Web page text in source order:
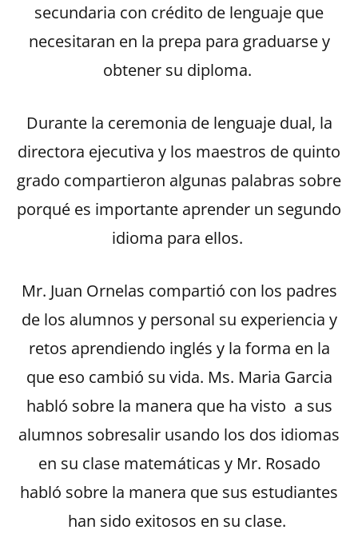
secundaria con crédito de lenguaje que
necesitaran en la prepa para graduarse y
obtener su diploma.
Durante la ceremonia de lenguaje dual, la
directora ejecutiva y los maestros de quinto
grado compartieron algunas palabras sobre
porqué es importante aprender un segundo
idioma para ellos.
Mr. Juan Ornelas compartió con los padres
de los alumnos y personal su experiencia y
retos aprendiendo inglés y la forma en la
que eso cambió su vida. Ms. Maria Garcia
habló sobre la manera que ha visto a sus
alumnos sobresalir usando los dos idiomas
en su clase matemáticas y Mr. Rosado
habló sobre la manera que sus estudiantes
han sido exitosos en su clase.